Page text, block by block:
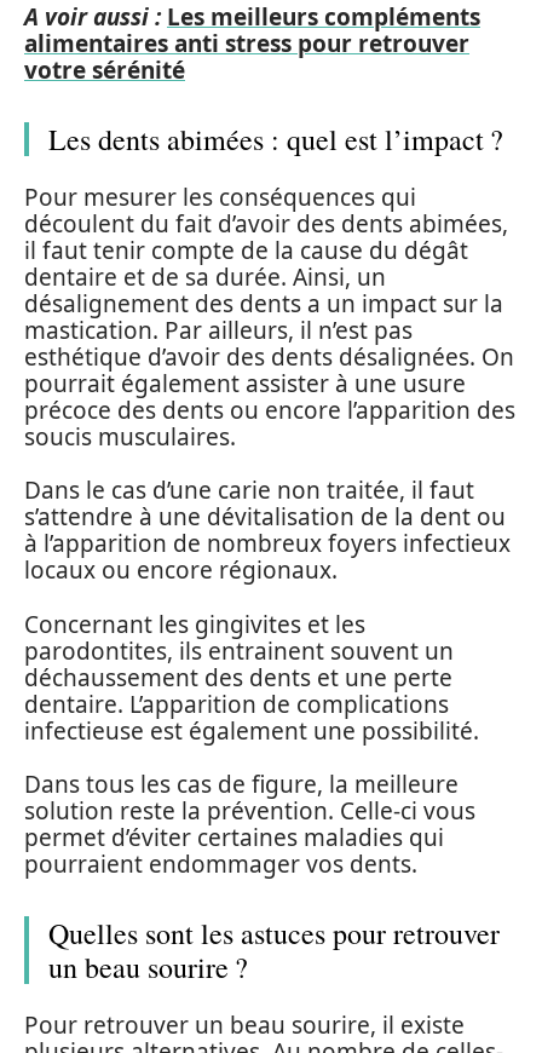
A voir aussi : Les meilleurs compléments
alimentaires anti stress pour retrouver
votre sérénité
Les dents abimées : quel est l’impact ?
Pour mesurer les conséquences qui
découlent du fait d’avoir des dents abimées,
il faut tenir compte de la cause du dégât
dentaire et de sa durée. Ainsi, un
désalignement des dents a un impact sur la
mastication. Par ailleurs, il n’est pas
esthétique d’avoir des dents désalignées. On
pourrait également assister à une usure
précoce des dents ou encore l’apparition des
soucis musculaires.
Dans le cas d’une carie non traitée, il faut
s’attendre à une dévitalisation de la dent ou
à l’apparition de nombreux foyers infectieux
locaux ou encore régionaux.
Concernant les gingivites et les
parodontites, ils entrainent souvent un
déchaussement des dents et une perte
dentaire. L’apparition de complications
infectieuse est également une possibilité.
Dans tous les cas de figure, la meilleure
solution reste la prévention. Celle-ci vous
permet d’éviter certaines maladies qui
pourraient endommager vos dents.
Quelles sont les astuces pour retrouver
un beau sourire ?
Pour retrouver un beau sourire, il existe